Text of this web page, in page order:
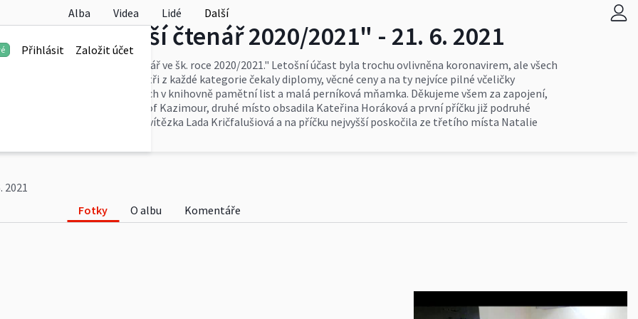
Alba Videa Lidé Další
Přihlásit Založit účet
"Nejpilnější čtenář 2020/2021" - 21. 6. 2021
v soutěži "Nejpilnější čtenář ve šk. roce 2020/2021." Letošní účast byla trochu ovlivněna koronavirem, ale všech
se o stupně vítězů. Na první tři z každé kategorie čekaly diplomy, věcné ceny a na ty nejvíce pilné včeličky
účastníky čekal v dalších dnech v knihovně pamětní list a malá perníková mňamka. Děkujeme všem za zapojení,
se jako 3. umístil Kryštof Kazimour, druhé místo obsadila Kateřina Horáková a první příčku již podruhé
Stránský, 2. se umístila loňská vítězka Lada Kričfalušiová a na příčku nejvyšší poskočila ze třetího místa Natalie
2021
Fotky
O albu
Komentáře